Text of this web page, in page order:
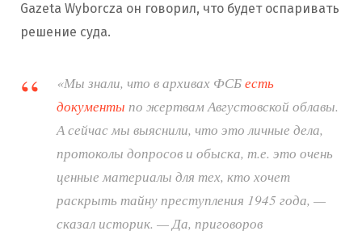
Gazeta Wyborcza он говорил, что будет оспаривать
решение суда.
«Мы знали, что в архивах ФСБесть
документы по жертвам Августовской облавы.
А сейчас мы выяснили, что это личные дела,
протоколы допросов и обыска, т.е. это очень
ценные материалы для тех, кто хочет
раскрыть тайну преступления 1945 года, —
сказал историк. — Да, приговоров